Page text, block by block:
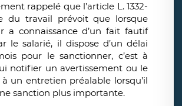
rappelé que l’article L. 1332-
du travail prévoit que lorsque
a connaissance d’un fait fautif
le salarié, il dispose d’un délai
pour le sanctionner, c’est à
notifier un avertissement ou le
un entretien préalable lorsqu’il
sanction plus importante.